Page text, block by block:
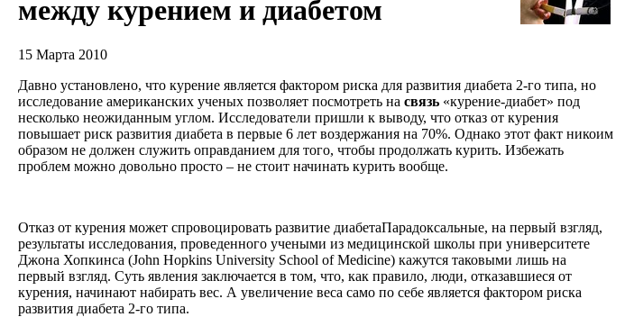
между курением и диабетом
15 Марта 2010
Давно установлено, что курение является фактором риска для развития диабета 2-го типа, но
исследование американских ученых позволяет посмотреть на связь «курение-диабет» под
несколько неожиданным углом. Исследователи пришли к выводу, что отказ от курения
повышает риск развития диабета в первые 6 лет воздержания на 70%. Однако этот факт никоим
образом не должен служить оправданием для того, чтобы продолжать курить. Избежать
проблем можно довольно просто – не стоит начинать курить вообще.
Отказ от курения может спровоцировать развитие диабетаПарадоксальные, на первый взгляд,
результаты исследования, проведенного учеными из медицинской школы при университете
Джона Хопкинса (John Hopkins University School of Medicine) кажутся таковыми лишь на
первый взгляд. Суть явления заключается в том, что, как правило, люди, отказавшиеся от
курения, начинают набирать вес. А увеличение веса само по себе является фактором риска
развития диабета 2-го типа.